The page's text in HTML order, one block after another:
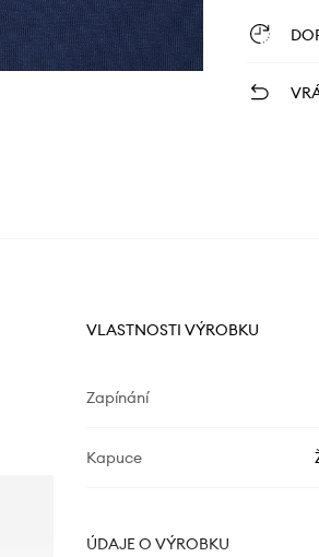
VLASTNOSTI VÝROBKU
Zapínání
Kapuce
ÚDAJE O VÝROBKU